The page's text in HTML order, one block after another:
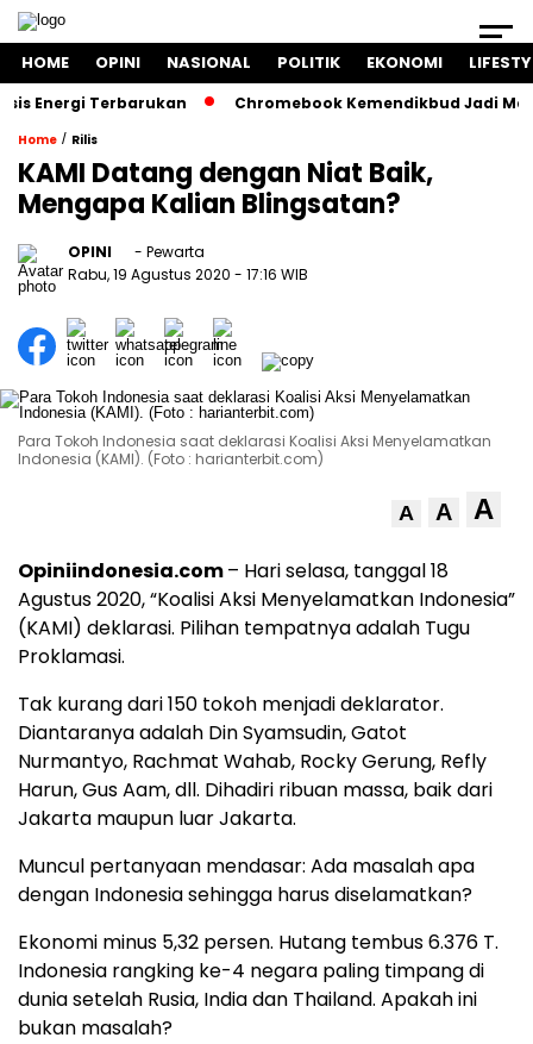
HOME OPINI NASIONAL POLITIK EKONOMI
Terbarukan Chromebook Kemendikbud Jadi
Home / Rilis
KAMI Datang dengan Niat Baik,
Mengapa Kalian Blingsatan?
OPINI
- Pewarta
Rabu, 19 Agustus 2020 - 17:16 WIB
Para Tokoh Indonesia saat deklarasi Koalisi Aksi Menyelamatkan
Indonesia (KAMI). (Foto : harianterbit.com)
A A A
Opiniindonesia.com– Hari selasa, tanggal 18
Agustus 2020, “Koalisi Aksi Menyelamatkan Indonesia”
(KAMI) deklarasi. Pilihan tempatnya adalah Tugu
Proklamasi.
Tak kurang dari 150 tokoh menjadi deklarator.
Diantaranya adalah Din Syamsudin, Gatot
Nurmantyo, Rachmat Wahab, Rocky Gerung, Refly
Harun, Gus Aam, dll. Dihadiri ribuan massa, baik dari
Jakarta maupun luar Jakarta.
Muncul pertanyaan mendasar: Ada masalah apa
dengan Indonesia sehingga harus diselamatkan?
Ekonomi minus 5,32 persen. Hutang tembus 6.376 T.
Indonesia rangking ke-4 negara paling timpang di
dunia setelah Rusia, India dan Thailand. Apakah ini
bukan masalah?